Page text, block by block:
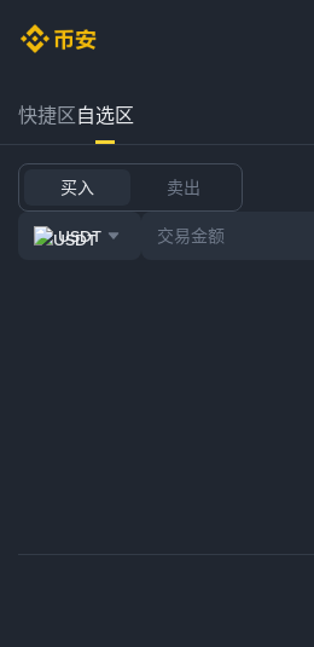
快捷区自选区
买入 卖出
USDT